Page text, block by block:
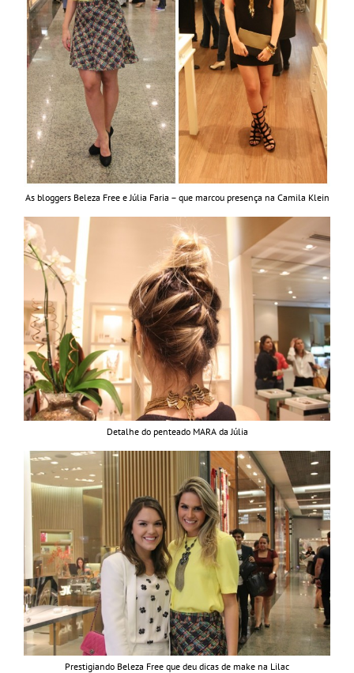
As bloggers Beleza Free e Júlia Faria – que marcou presença na Camila Klein
Detalhe do penteado MARA da Júlia
Prestigiando Beleza Free que deu dicas de make na Lilac